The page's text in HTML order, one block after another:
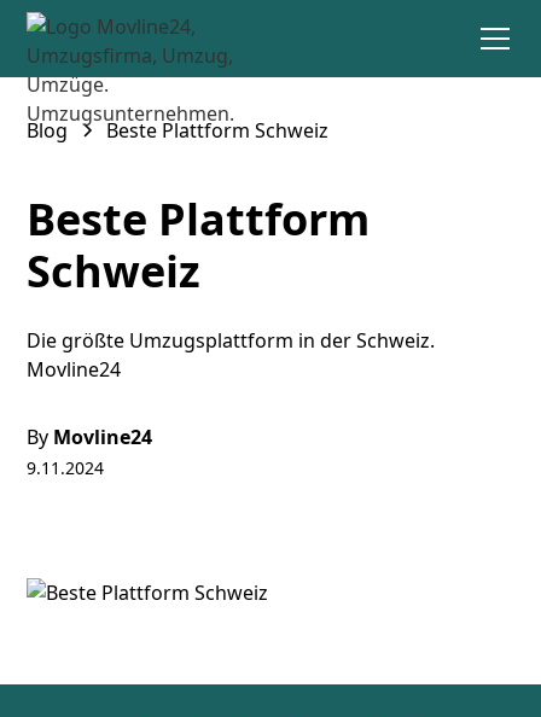
Blog Beste Plattform Schweiz
Beste Plattform
Schweiz
Die größte Umzugsplattform in der Schweiz.
Movline24
By Movline24
9.11.2024